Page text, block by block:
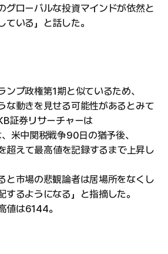
グローバルな投資マインドが依然と
ている」と話した。
ンプ政権第1期と似ているため、
な動きを見せる可能性があるとみて
証券リサーチャーは
、米中関税戦争90日の猶予後、
超えて最高値を記録するまで上昇し
と市場の悲観論者は居場所をなくし
するようになる」と指摘した。
値は6144。